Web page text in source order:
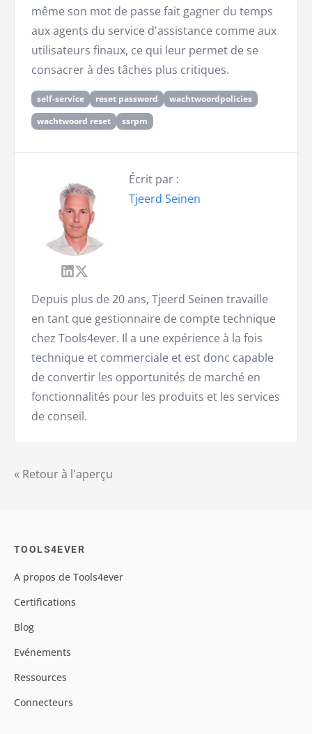
« Retour à l'aperçu
même son mot de passe fait gagner du temps
aux agents du service d'assistance comme aux
utilisateurs finaux, ce qui leur permet de se
consacrer à des tâches plus critiques.
self-service reset password
wachtwoordpolicies
wachtwoord reset
ssrpm
Écrit par :
Tjeerd Seinen
Depuis plus de 20 ans, Tjeerd Seinen travaille
en tant que gestionnaire de compte technique
chez Tools4ever. Il a une expérience à la fois
technique et commerciale et est donc capable
de convertir les opportunités de marché en
fonctionnalités pour les produits et les services
de conseil.
TOOLS4EVER
A propos de Tools4ever
Certifications
Blog
Evénements
Ressources
Connecteurs